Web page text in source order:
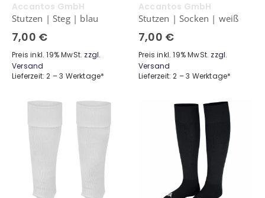
Accantos GmbH
Stutzen | Steg | blau
7,00 €
Preis inkl. 19% MwSt. zzgl.
Versand
Lieferzeit: 2 – 3 Werktage*
Accantos GmbH
Stutzen | Socken | weiß
7,00 €
Preis inkl. 19% MwSt. zzgl.
Versand
Lieferzeit: 2 – 3 Werktage*